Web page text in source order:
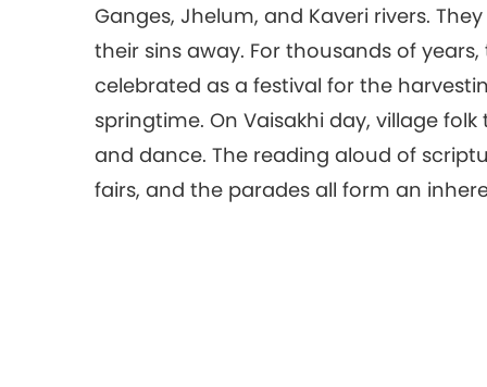
Ganges, Jhelum, and Kaveri rivers.
their sins away. For thousands of
celebrated as a festival for the
springtime. On Vaisakhi day, village
and dance. The reading aloud of
fairs, and the parades all form an